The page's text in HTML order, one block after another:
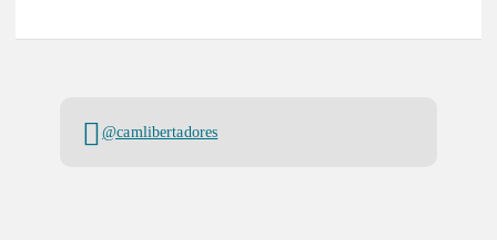
@camlibertadores